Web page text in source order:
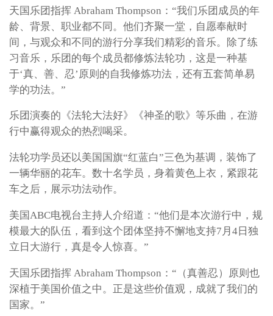
天国乐团指挥 Abraham Thompson：“我们乐团成员的年
龄、背景、职业都不同。他们齐聚一堂，自愿奉献时
间，与观众和不同的游行分享我们精彩的音乐。除了练
习音乐，乐团的每个成员都修炼法轮功，这是一种基
于‘真、善、忍’原则的自我修炼功法，还有五套简单易
学的功法。”
乐团演奏的《法轮大法好》《神圣的歌》等乐曲，在游
行中赢得观众的热烈喝采。
法轮功学员还以美国国旗“红蓝白”三色为基调，装饰了
一辆华丽的花车。数十名学员，身着黄色上衣，紧跟花
车之后，展示功法动作。
美国ABC电视台主持人介绍道：“他们是本次游行中，规
模最大的队伍，看到这个团体坚持不懈地支持7月4日独
立日大游行，真是令人惊喜。”
天国乐团指挥 Abraham Thompson：“（真善忍）原则也
深植于美国价值之中。正是这些价值观，成就了我们的
国家。”